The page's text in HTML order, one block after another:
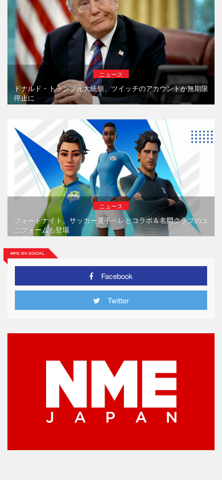
ニュース
ドナルド・トランプ元大統領、ツイッチのアカウントが無期限
停止に
ニュース
フォートナイト、サッカー選手ペレとコラボ＆名門クラブのユ
ニフォームも登場
Facebook
Twitter